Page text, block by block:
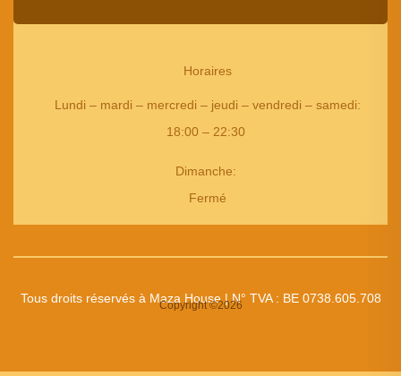
Horaires
Lundi – mardi – mercredi – jeudi – vendredi – samedi:
18:00 – 22:30
Dimanche:
Fermé
Tous droits réservés à Maza House | N° TVA : BE 0738.605.708
Copyright ©2026